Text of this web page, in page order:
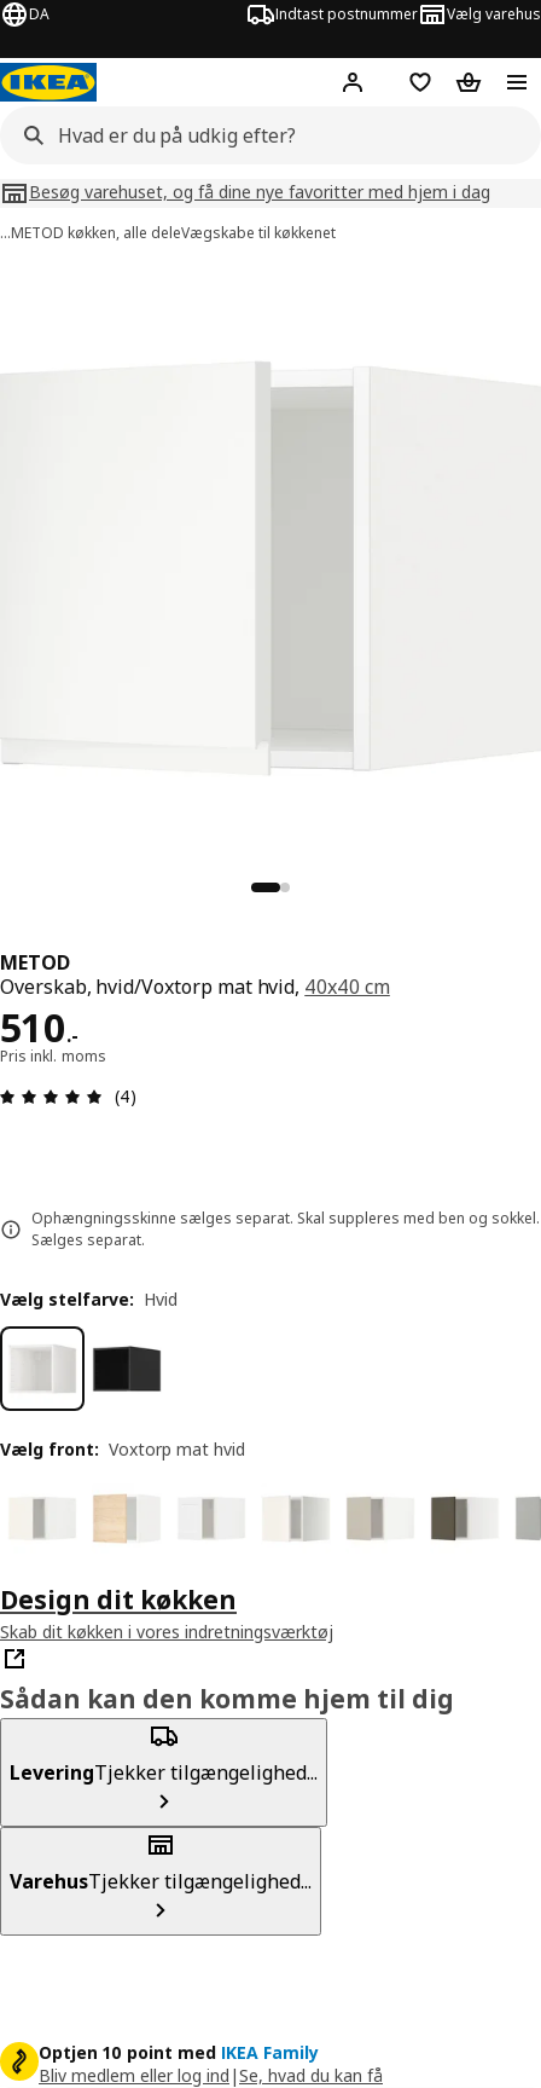
DA Indtast postnummer Vælg varehus
Hej! Log ind her
Huskeliste
Kurv
Besøg varehuset, og få dine nye favoritter med hjem i dag
…METOD køkken, alle deleVægskabe til køkkenet
METOD
Overskab, hvid/Voxtorp mat hvid, 40x40 cm
510.-
Pris 510.-
Pris inkl. moms
Anmeldelse: 5 Ud af 5 Stjerner. Anmeldelser i
(4)
Ophængningsskinne sælges separat. Skal suppleres med ben og sokkel.
Sælges separat.
Vælg stelfarve: Hvid
Vælg front: Voxtorp mat hvid
Design dit køkken
Skab dit køkken i vores indretningsværktøj
Sådan kan den komme hjem til dig
LeveringTjekker tilgængelighed...
VarehusTjekker tilgængelighed...
Optjen 10 point med IKEA Family
Bliv medlem eller log ind |Se, hvad du kan få